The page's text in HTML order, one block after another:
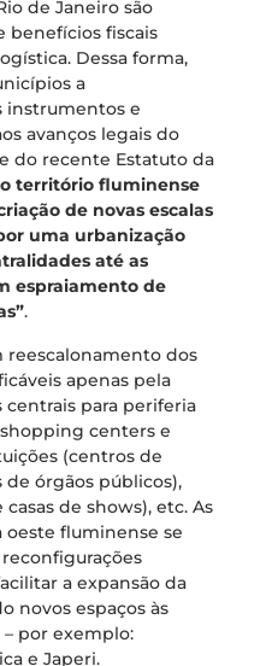
de Janeiro são
benefícios fiscais
Dessa forma,
a
instrumentos e
avanços legais do
do recente Estatuto da
território fluminense
de novas escalas
uma urbanização
até as
espraiamento de
.
reescalonamento dos
apenas pela
centrais para periferia
centers e
(centros de
de órgãos públicos),
de shows), etc. As
oeste fluminense se
a expansão da
novos espaços às
por exemplo:
e Japeri.